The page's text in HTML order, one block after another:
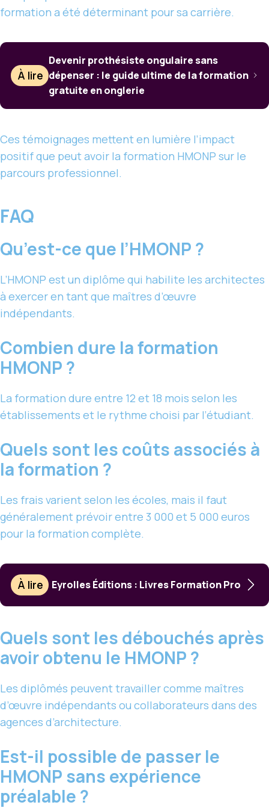
formation a été déterminant pour sa carrière.
À lire
Devenir prothésiste ongulaire sans
dépenser : le guide ultime de la formation
gratuite en onglerie
Ces témoignages mettent en lumière l’impact
positif que peut avoir la formation HMONP sur le
parcours professionnel.
FAQ
Qu’est-ce que l’HMONP ?
L’HMONP est un diplôme qui habilite les architectes
à exercer en tant que maîtres d’œuvre
indépendants.
Combien dure la formation
HMONP ?
La formation dure entre 12 et 18 mois selon les
établissements et le rythme choisi par l’étudiant.
Quels sont les coûts associés à
la formation ?
Les frais varient selon les écoles, mais il faut
généralement prévoir entre 3 000 et 5 000 euros
pour la formation complète.
À lire Eyrolles Éditions : Livres Formation Pro
Quels sont les débouchés après
avoir obtenu le HMONP ?
Les diplômés peuvent travailler comme maîtres
d’œuvre indépendants ou collaborateurs dans des
agences d’architecture.
Est-il possible de passer le
HMONP sans expérience
préalable ?